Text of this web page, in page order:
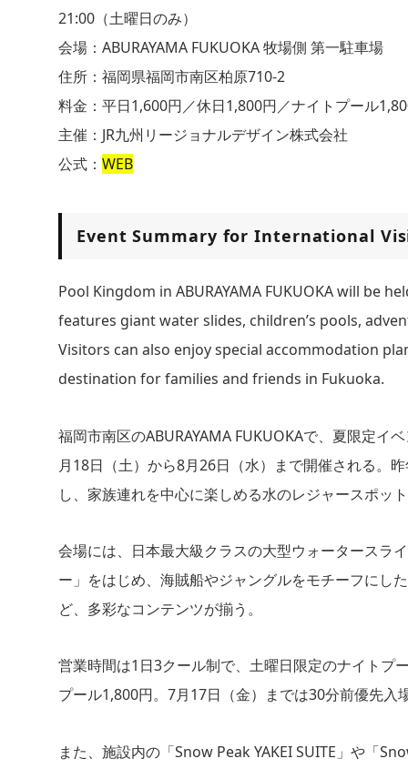
21:00（土曜日のみ）
会場：ABURAYAMA FUKUOKA 牧場側 第一駐車場
住所：福岡県福岡市南区柏原710-2
料金：平日1,600円／休日1,800円／ナイトプール
主催：JR九州リージョナルデザイン株式会社
公式： WEB
Event Summary for International
Pool Kingdom in ABURAYAMA FUKUOKA will be
features giant water slides, children’s pools,
Visitors can also enjoy special accommodation
destination for families and friends in Fukuoka.
福岡市南区のABURAYAMA FUKUOKAで、夏限定イ
月18日（土）から8月26日（水）まで開催される。
し、家族連れを中心に楽しめる水のレジャースポッ
会場には、日本最大級クラスの大型ウォータースラ
ー」をはじめ、海賊船やジャングルをモチーフにし
ど、多彩なコンテンツが揃う。
営業時間は1日3クール制で、土曜日限定のナイトプ
プール1,800円。7月17日（金）までは30分前優先
また、施設内の「Snow Peak YAKEI SUITE」や「